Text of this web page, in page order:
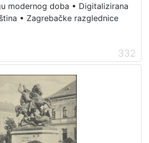
modernog doba • Digitalizirana
• Zagrebačke razglednice
332